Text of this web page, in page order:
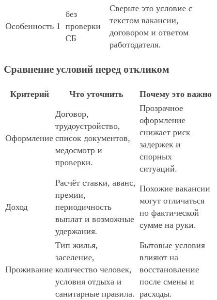
Особенность 1
без
проверки
СБ
Сверьте это условие с
текстом вакансии,
договором и ответом
работодателя.
Сравнение условий перед откликом
Критерий Что уточнить Почему это важно
Оформление
Договор,
трудоустройство,
список документов,
медосмотр и
проверки.
Прозрачное
оформление
снижает риск
задержек и
спорных
ситуаций.
Доход
Расчёт ставки, аванс,
премии,
периодичность
выплат и возможные
удержания.
Похожие вакансии
могут отличаться
по фактической
сумме на руки.
Проживание
Тип жилья,
заселение,
количество человек,
условия отдыха и
санитарные правила.
Бытовые условия
влияют на
восстановление
после смены и
расходы.